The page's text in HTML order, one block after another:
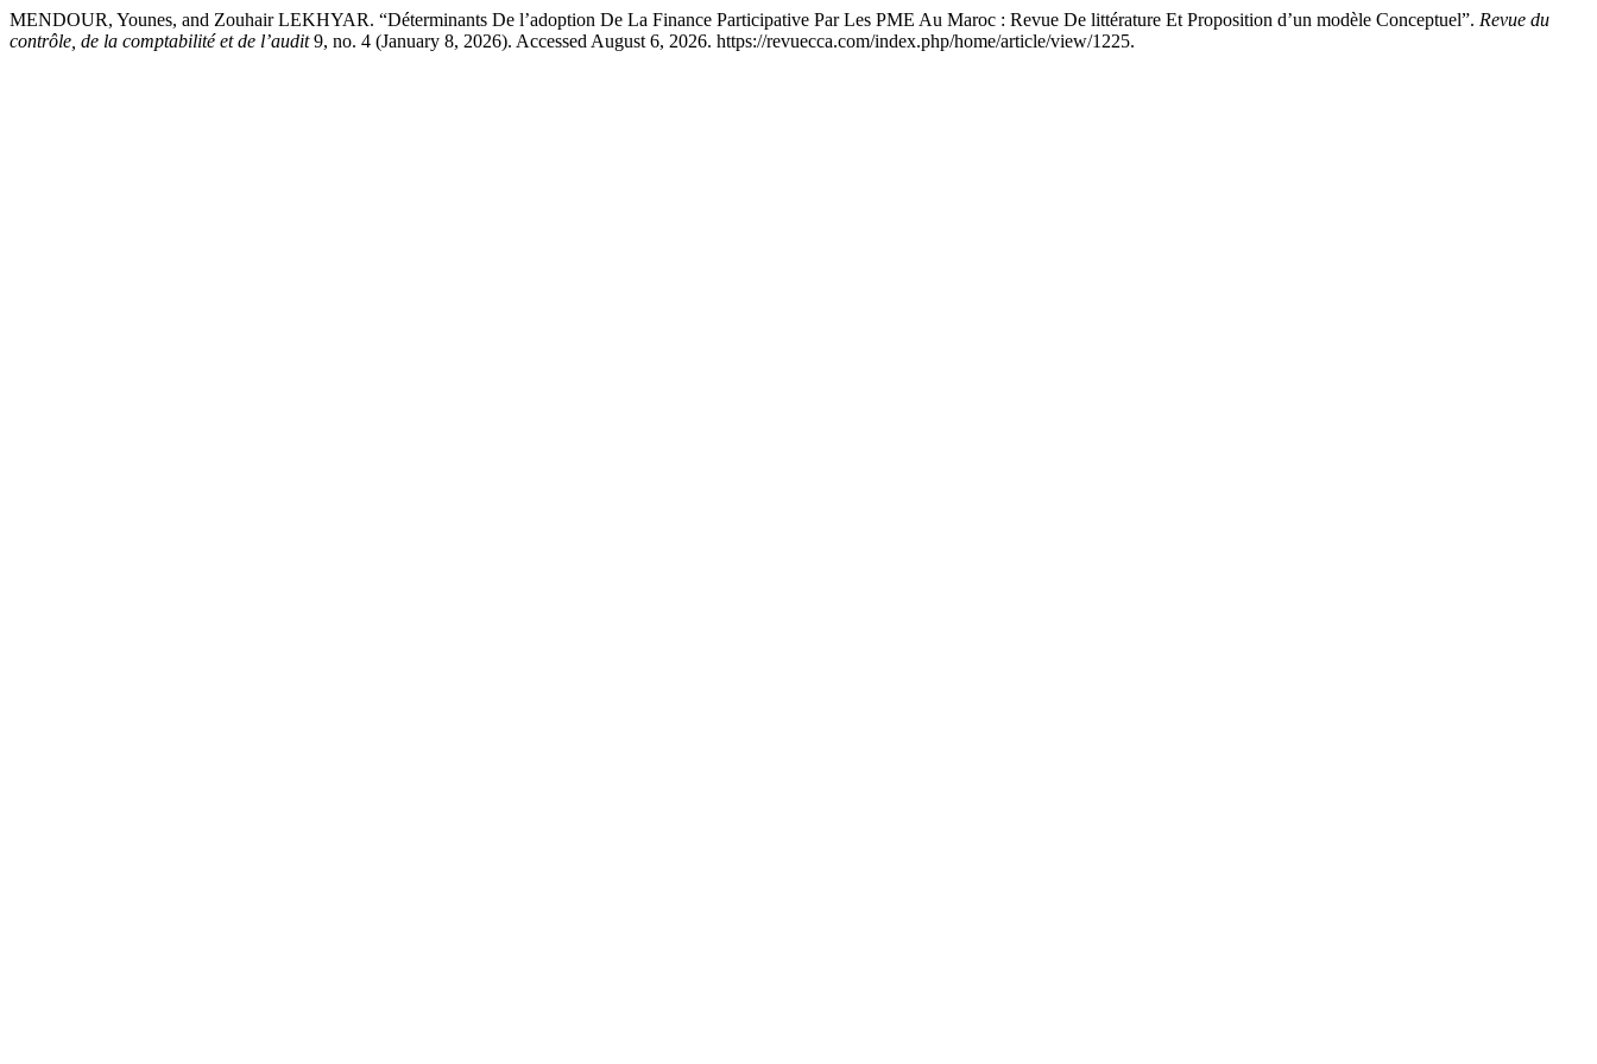
MENDOUR, Younes, and Zouhair LEKHYAR. “Déterminants De l’adoption De La Finance Participative Par Les PME Au Maroc : Revue De littérature Et Proposition d’un modèle Conceptuel”. Revue du
contrôle, de la comptabilité et de l’audit9, no. 4 (January 8, 2026). Accessed August 6, 2026. https://revuecca.com/index.php/home/article/view/1225.